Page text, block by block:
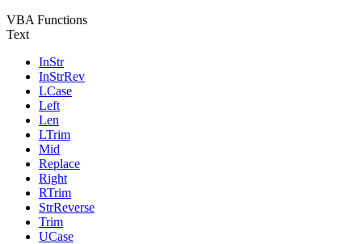
VBA Functions
Text
InStr
InStrRev
LCase
Left
Len
LTrim
Mid
Replace
Right
RTrim
StrReverse
Trim
UCase